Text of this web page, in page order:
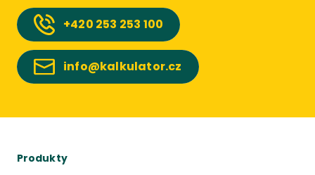
+420 253 253 100
info@kalkulator.cz
Produkty